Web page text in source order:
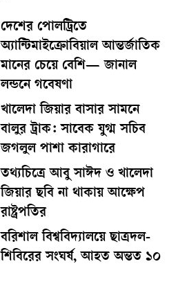
দেশের পোলট্রিতে
অ্যান্টিমাইক্রোবিয়াল আন্তর্জাতিক
মানের চেয়ে বেশি— জানাল
লন্ডনে গবেষণা
খালেদা জিয়ার বাসার সামনে
বালুর ট্রাক: সাবেক যুগ্ম সচিব
জগলুল পাশা কারাগারে
তথ্যচিত্রে আবু সাঈদ ও খালেদা
জিয়ার ছবি না থাকায় আক্ষেপ
রাষ্ট্রপতির
বরিশাল বিশ্ববিদ্যালয়ে ছাত্রদল-
শিবিরের সংঘর্ষ, আহত অন্তত ১০